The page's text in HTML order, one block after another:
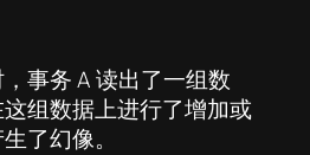
事务 A 读出了一组数
组数据上进行了增加或
了幻像。